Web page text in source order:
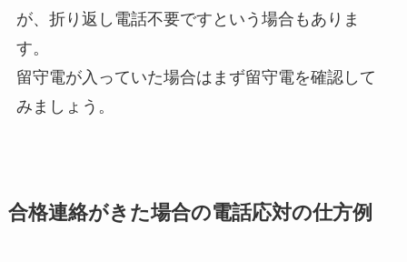
が、折り返し電話不要ですという場合もありま
す。
留守電が入っていた場合はまず留守電を確認して
みましょう。
合格連絡がきた場合の電話応対の仕方例